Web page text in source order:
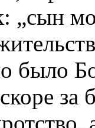
„сын
было
за